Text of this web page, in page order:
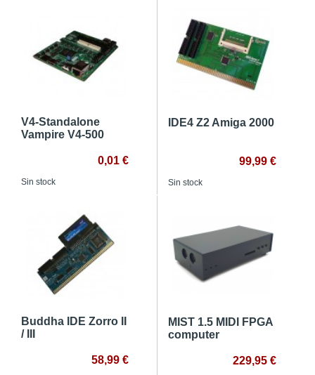
V4-Standalone
Vampire V4-500
0,01 €
Sin stock
IDE4 Z2 Amiga 2000
99,99 €
Sin stock
Buddha IDE Zorro II
/ III
58,99 €
MIST 1.5 MIDI FPGA
computer
229,95 €